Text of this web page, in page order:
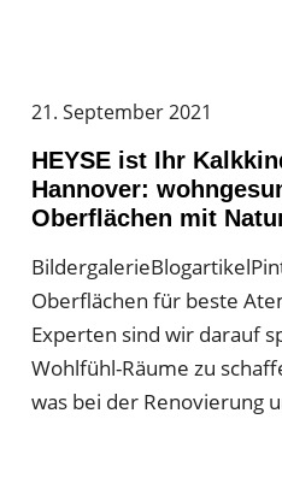
21. September 2021
HEYSE ist Ihr
Hannover:
Oberflächen mit
Oberflächen für beste
Experten sind wir darauf
Wohlfühl-Räume zu
was bei der Renovierung